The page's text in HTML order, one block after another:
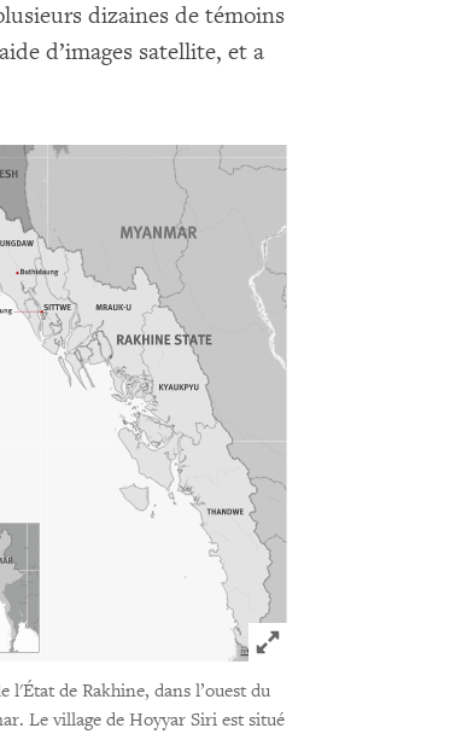
dizaines de témoins
d’images satellite, et a
Click to expand Image
l'État de Rakhine, dans l’ouest du
Le village de Hoyyar Siri est situé